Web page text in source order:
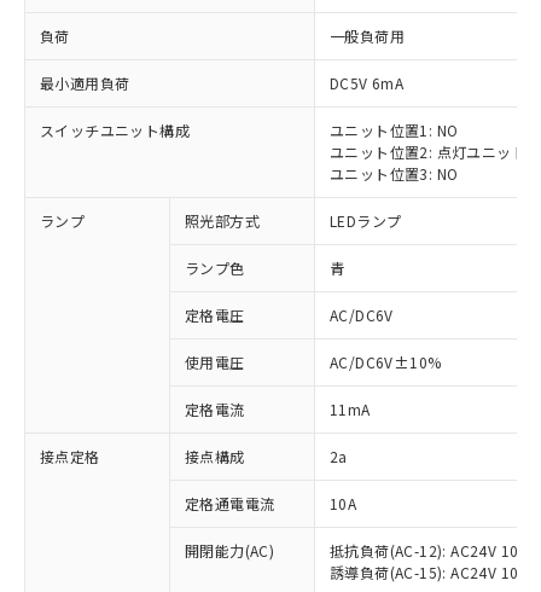
負荷 一般負荷用
最小適用負荷 DC5V 6mA
スイッチユニット構成
ユニット位置1: NO
ユニット位置2: 点灯ユニット
ユニット位置3: NO
ランプ 照光部方式 LEDランプ
ランプ色 青
定格電圧 AC/DC6V
使用電圧 AC/DC6V±10%
定格電流 11mA
接点定格 接点構成 2a
定格通電電流 10A
開閉能力(AC)
抵抗負荷(AC-12): AC24V 10A/
誘導負荷(AC-15): AC24V
ご利用条件
以下の条件をお読みいただき、同意のうえ
ご利用ください。
本サービスは、当社制御機器事業取扱
商品の当社在庫状況および標準価格
(税抜)を提供させていただくもので
当社制御機器事業取扱商品の中には、
対応済み：EU RoHS指令（10物質）の
非含有に対応した製品が提供可能な商品で
対応予定：EU RoHS指令（10物質）の非含
有に対応した製品に切り替える予定のある
対応予定なし：EU RoHS指令（10物質）の
非含有に非対応の商品で、対応品を出す予
調査・確認中：EU RoHS指令（10物質）の
非含有の対応状況を調査中または確認中の
非該当品：ライセンス料など無形物で、有
害物質有無と関係のない商品です。
仕入先様の事情により、非含有部品として
「○」：最大均質材料含有率が中国RoHSの
基準値以下であることを示します。
「×」：最大均質材料含有率が中国RoHSの